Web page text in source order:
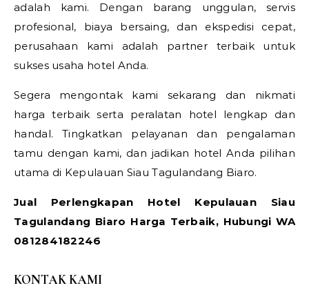
adalah kami. Dengan barang unggulan, servis
profesional, biaya bersaing, dan ekspedisi cepat,
perusahaan kami adalah partner terbaik untuk
sukses usaha hotel Anda.
Segera mengontak kami sekarang dan nikmati
harga terbaik serta peralatan hotel lengkap dan
handal. Tingkatkan pelayanan dan pengalaman
tamu dengan kami, dan jadikan hotel Anda pilihan
utama di Kepulauan Siau Tagulandang Biaro.
Jual Perlengkapan Hotel Kepulauan Siau
Tagulandang Biaro Harga Terbaik, Hubungi WA
081284182246
KONTAK KAMI